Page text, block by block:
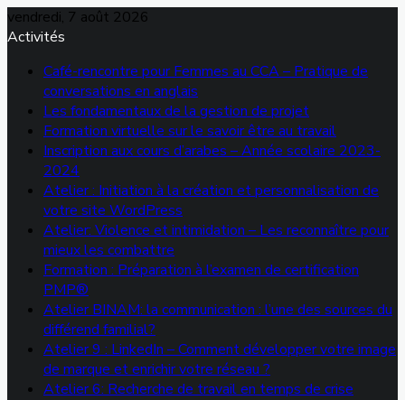
vendredi, 7 août 2026
Activités
Café-rencontre pour Femmes au CCA – Pratique de
conversations en anglais
Les fondamentaux de la gestion de projet
Formation virtuelle sur le savoir être au travail
Inscription aux cours d’arabes – Année scolaire 2023-
2024
Atelier : Initiation à la création et personnalisation de
votre site WordPress
Atelier: Violence et intimidation – Les reconnaître pour
mieux les combattre
Formation : Préparation à l’examen de certification
PMP®
Atelier BINAM: la communication : l’une des sources du
différend familial?
Atelier 9 : LinkedIn – Comment développer votre image
de marque et enrichir votre réseau ?
Atelier 6: Recherche de travail en temps de crise